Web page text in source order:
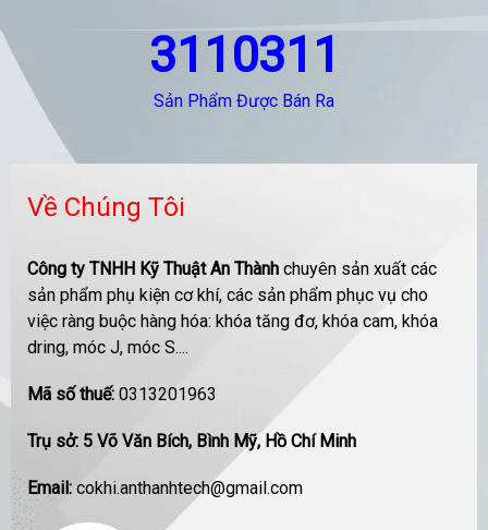
3110311
Sản Phẩm Được Bán Ra
Về Chúng Tôi
Công ty TNHH Kỹ Thuật An Thành chuyên sản xuất các
sản phẩm phụ kiện cơ khí, các sản phẩm phục vụ cho
việc ràng buộc hàng hóa: khóa tăng đơ, khóa cam, khóa
dring, móc J, móc S....
Mã số thuế: 0313201963
Trụ sở: 5 Võ Văn Bích, Bình Mỹ, Hồ Chí Minh
Email: cokhi.anthanhtech@gmail.com